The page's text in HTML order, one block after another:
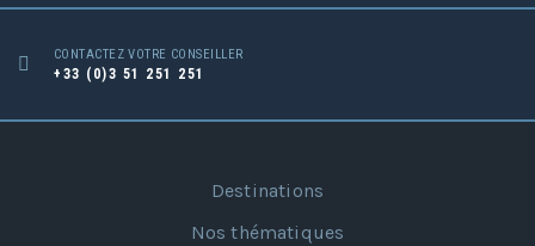
CONTACTEZ VOTRE CONSEILLER
+33 (0)3 51 251 251
Destinations
Nos thématiques